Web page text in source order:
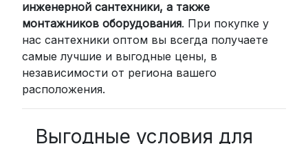
СДЭК: Выбирайте доставку до
пункта выдачи (от 2 дней) или
курьером до двери (от 3 дней).
Стоимость начинается от300
рублей
пунктов выдачи или курьером.
инженерной сантехники, а также
монтажников оборудования. При покупке у
нас сантехники оптом вы всегда получаете
самые лучшие и выгодные цены, в
независимости от региона вашего
расположения.
Выгодные условия для